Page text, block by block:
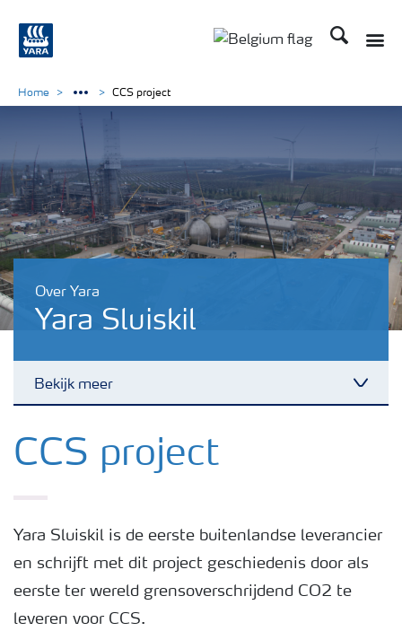
Zoek op
Over Yara
Yara Sluiskil
Bekijk meer
Yara in de Benelux
Onze ambitie
Home CCS project
CCS project
Yara Sluiskil is de eerste buitenlandse leverancier
en schrijft met dit project geschiedenis door als
eerste ter wereld grensoverschrijdend CO2 te
leveren voor CCS.